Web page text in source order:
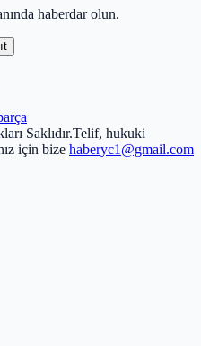
haberdar olun.
Saklıdır.Telif, hukuki
için bize haberyc1@gmail.com